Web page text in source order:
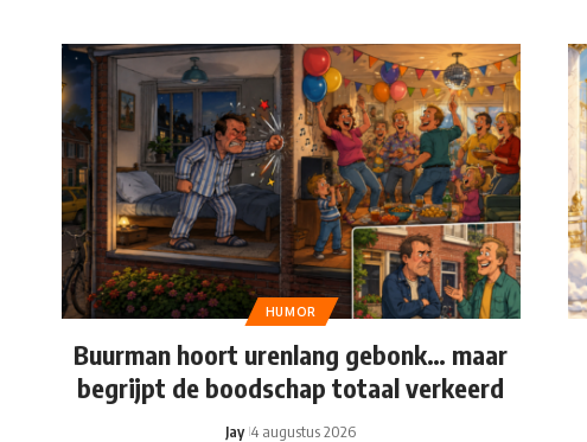
HUMOR
Buurman hoort urenlang gebonk… maar
begrijpt de boodschap totaal verkeerd
Jay 4 augustus 2026